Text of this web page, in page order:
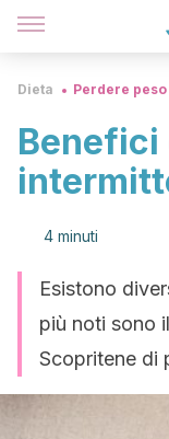
Dieta Perdere peso
Benefici
4 minuti
Esistono
più noti sono
Scopritene di